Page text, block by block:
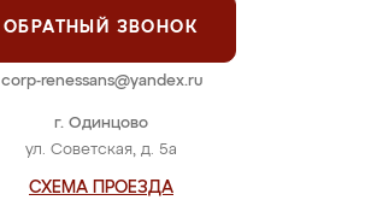
г. Одинцово
ул. Советская, д. 5а
СХЕМА ПРОЕЗДА
ОБРАТНЫЙ ЗВОНОК
corp-renessans@yandex.ru